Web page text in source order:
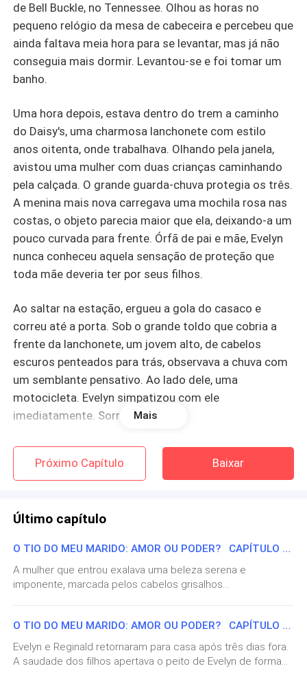
de Bell Buckle, no Tennessee. Olhou as horas no
pequeno relógio da mesa de cabeceira e percebeu que
ainda faltava meia hora para se levantar, mas já não
conseguia mais dormir. Levantou-se e foi tomar um
banho.
Uma hora depois, estava dentro do trem a caminho
do Daisy's, uma charmosa lanchonete com estilo
anos oitenta, onde trabalhava. Olhando pela janela,
avistou uma mulher com duas crianças caminhando
pela calçada. O grande guarda-chuva protegia os três.
A menina mais nova carregava uma mochila rosa nas
costas, o objeto parecia maior que ela, deixando-a um
pouco curvada para frente. Órfã de pai e mãe, Evelyn
nunca conheceu aquela sensação de proteção que
toda mãe deveria ter por seus filhos.
Ao saltar na estação, ergueu a gola do casaco e
correu até a porta. Sob o grande toldo que cobria a
frente da lanchonete, um jovem alto, de cabelos
escuros penteados para trás, observava a chuva com
um semblante pensativo. Ao lado dele, uma
motocicleta. Evelyn simpatizou com ele
imediatamente. Sorriu e falou:
— Quer entrar e tomar um café enquanto espera a
chuva passar?
visto.
— Hoje não. Não vim preparado — respondeu, com um
sotaque inglês que surpreendeu Evelyn.
— Vou aceitar, então — disse ele, agora com um
sorriso mais alegre.
Mais
Próximo Capítulo Baixar
Último capítulo
O TIO DO MEU MARIDO: AMOR OU PODER? CAPÍTULO 56 — A ORIGEM DE EVELYN
A mulher que entrou exalava uma beleza serena e
imponente, marcada pelos cabelos grisalhos
Seus olhos — de um azul profundo, como o mar visto do
alto de um penhasco — cruzaram o olhar de Evelyn. Por um
instante, permaneceram indecifráveis, como guardando
segredos antigos. Então, suavizaram, revelando algo que só
O TIO DO MEU MARIDO: AMOR OU PODER? CAPÍTULO 55 — AS PORTAS DE MONTVERRE.
Evelyn e Reginald retornaram para casa após três dias fora.
A saudade dos filhos apertava o peito de Evelyn de forma